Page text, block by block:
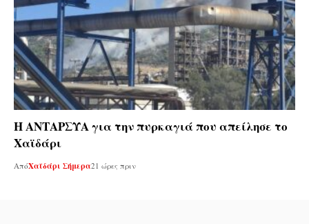
Η ΑΝΤΑΡΣΥΑ για την πυρκαγιά που απείλησε το
Χαϊδάρι
ΑπόΧαϊδάρι Σήμερα21 ώρες πριν